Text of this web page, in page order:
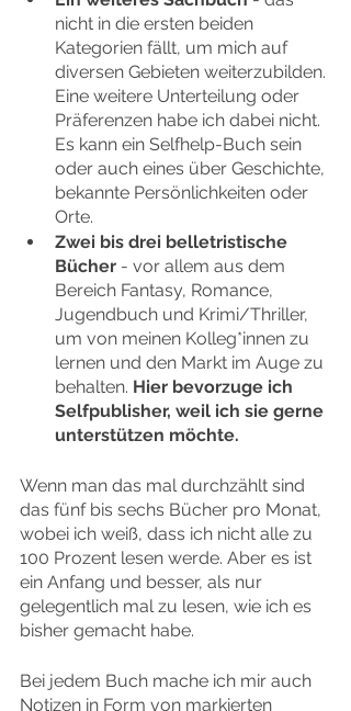
nicht in die ersten beiden
Kategorien fällt, um mich auf
diversen Gebieten weiterzubilden.
Eine weitere Unterteilung oder
Präferenzen habe ich dabei nicht.
Es kann ein Selfhelp-Buch sein
oder auch eines über Geschichte,
bekannte Persönlichkeiten oder
Orte.
Zwei bis drei belletristische
Bücher - vor allem aus dem
Bereich Fantasy, Romance,
Jugendbuch und Krimi/Thriller,
um von meinen Kolleg*innen zu
lernen und den Markt im Auge zu
behalten. Hier bevorzuge ich
Selfpublisher, weil ich sie gerne
unterstützen möchte.
Wenn man das mal durchzählt sind
das fünf bis sechs Bücher pro Monat,
wobei ich weiß, dass ich nicht alle zu
100 Prozent lesen werde. Aber es ist
ein Anfang und besser, als nur
gelegentlich mal zu lesen, wie ich es
bisher gemacht habe.
Bei jedem Buch mache ich mir auch
Notizen in Form von markierten